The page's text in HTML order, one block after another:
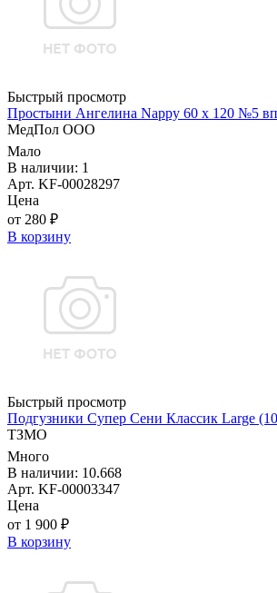
Быстрый просмотр
Простыни Ангелина Nappy 60 х 120 №5
МедПол ООО
Мало
В наличии: 1
Арт. KF-00028297
Цена
от 280 ₽
В корзину
Быстрый просмотр
Подгузники Супер Сени Классик Large
ТЗМО
Много
В наличии: 10.668
Арт. KF-00003347
Цена
от 1 900 ₽
В корзину